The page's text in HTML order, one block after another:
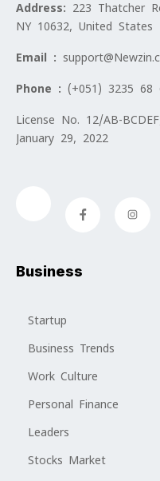
Address: 223 Thatcher
NY 10632, United States
Email :
Phone : (+051) 3235 68
License No. 12/AB-
January 29, 2022
Business
Startup
Business Trends
Work Culture
Personal Finance
Leaders
Stocks Market